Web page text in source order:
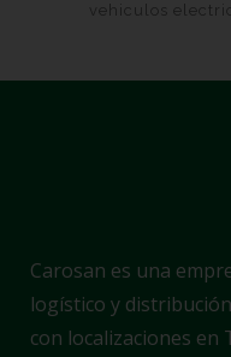
vehiculos
Carosan es una
logístico y
con localizaciones en